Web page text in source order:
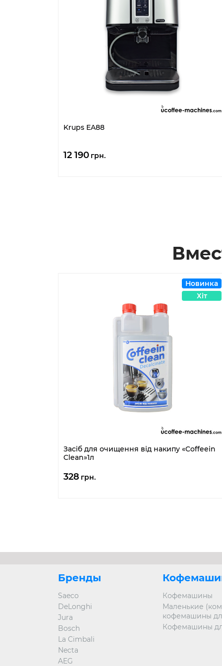
Krups EA88
12 190 грн.
Засіб для очищення від накипу «Coffeein
Clean»1л
Новинка
Хіт
328 грн.
Бренды
Saeco
DeLonghi
Jura
Bosch
La Cimbali
Necta
AEG
Кофемашины
Маленькие
кофемашины
Кофемашины